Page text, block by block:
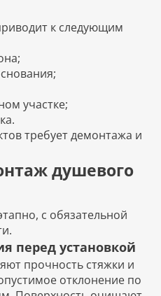
к следующим
участке;
требует демонтажа и
душевого
с обязательной
перед установкой
прочность стяжки и
отклонение по